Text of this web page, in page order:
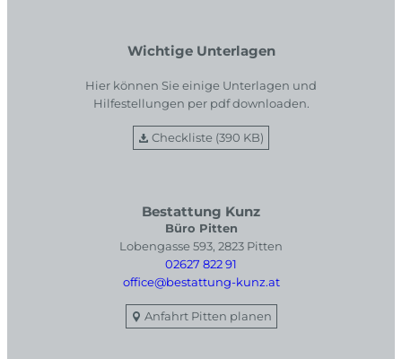
Wichtige Unterlagen
Hier können Sie einige Unterlagen und
Hilfestellungen per pdf downloaden.
Checkliste (390 KB)
Bestattung Kunz
Büro Pitten
Lobengasse 593, 2823 Pitten
02627 822 91
office@bestattung-kunz.at
Anfahrt Pitten planen